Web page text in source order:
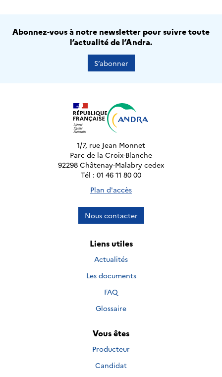
Abonnez-vous à notre newsletter pour suivre toute
l’actualité de l’Andra.
S’abonner
1/7, rue Jean Monnet
Parc de la Croix-Blanche
92298 Châtenay-Malabry cedex
Tél : 01 46 11 80 00
Plan d'accès
Nous contacter
Liens utiles
Actualités
Les documents
FAQ
Glossaire
Vous êtes
Producteur
Candidat